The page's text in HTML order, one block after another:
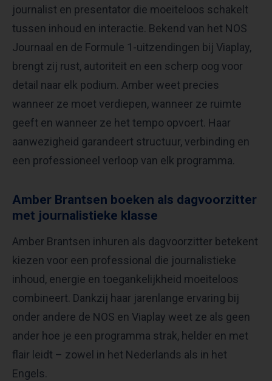
journalist en presentator die moeiteloos schakelt
tussen inhoud en interactie. Bekend van het NOS
Journaal en de Formule 1-uitzendingen bij Viaplay,
brengt zij rust, autoriteit en een scherp oog voor
detail naar elk podium. Amber weet precies
wanneer ze moet verdiepen, wanneer ze ruimte
geeft en wanneer ze het tempo opvoert. Haar
aanwezigheid garandeert structuur, verbinding en
een professioneel verloop van elk programma.
Amber Brantsen boeken als dagvoorzitter
met journalistieke klasse
Amber Brantsen inhuren als dagvoorzitter betekent
kiezen voor een professional die journalistieke
inhoud, energie en toegankelijkheid moeiteloos
combineert. Dankzij haar jarenlange ervaring bij
onder andere de NOS en Viaplay weet ze als geen
ander hoe je een programma strak, helder en met
flair leidt – zowel in het Nederlands als in het
Engels.